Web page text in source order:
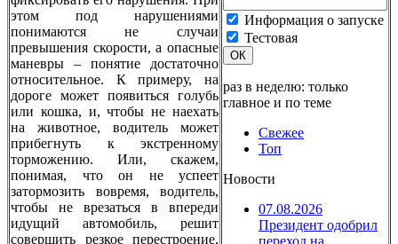
этом под нарушениями
понимаются не случаи
превышения скорости, а опасные
маневры – понятие достаточно
относительное. К примеру, на
дороге может появиться голубь
или кошка, и, чтобы не наехать
на животное, водитель может
прибегнуть к экстренному
торможению. Или, скажем,
понимая, что он не успеет
затормозить вовремя, водитель,
чтобы не врезаться в впереди
идущий автомобиль, решит
совершить резкое перестроение,
Информация о запуске
Тестовая
ОК
раз в неделю: только
главное и по теме
Свежее
Топ
Новости
07.08.2026
Президент одобрил
переход на